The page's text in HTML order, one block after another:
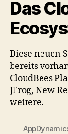
Das
Diese neuen
bereits
CloudBees
JFrog, New
weitere.